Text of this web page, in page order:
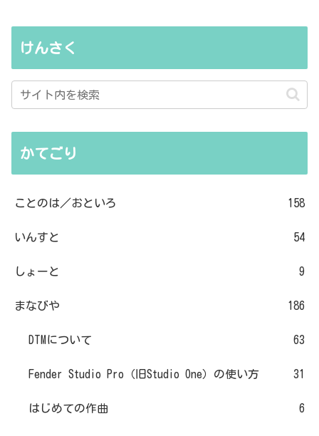
けんさく
かてごり
ことのは／おといろ 158
いんすと 54
しょーと 9
まなびや 186
DTMについて 63
Fender Studio Pro（旧Studio One）の使い方 31
はじめての作曲 6